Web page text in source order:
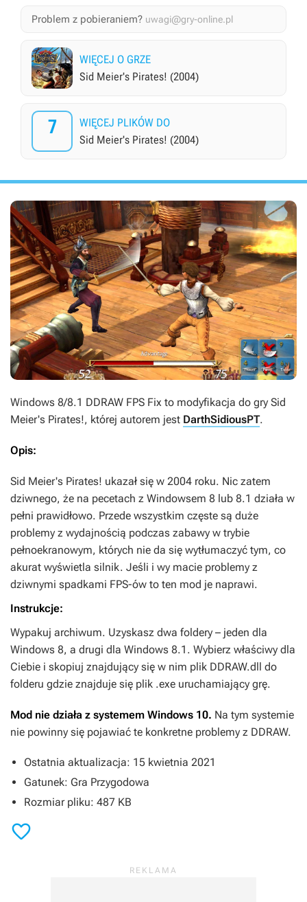
Problem z pobieraniem? uwagi@gry-online.pl
WIĘCEJ O GRZE
Sid Meier's Pirates! (2004)
7
WIĘCEJ PLIKÓW DO
Sid Meier's Pirates! (2004)
Windows 8/8.1 DDRAW FPS Fix to modyfikacja do gry Sid
Meier's Pirates!, której autorem jest DarthSidiousPT.
Opis:
Sid Meier's Pirates! ukazał się w 2004 roku. Nic zatem
dziwnego, że na pecetach z Windowsem 8 lub 8.1 działa w
pełni prawidłowo. Przede wszystkim częste są duże
problemy z wydajnością podczas zabawy w trybie
pełnoekranowym, których nie da się wytłumaczyć tym, co
akurat wyświetla silnik. Jeśli i wy macie problemy z
dziwnymi spadkami FPS-ów to ten mod je naprawi.
Instrukcje:
Wypakuj archiwum. Uzyskasz dwa foldery – jeden dla
Windows 8, a drugi dla Windows 8.1. Wybierz właściwy dla
Ciebie i skopiuj znajdujący się w nim plik DDRAW.dll do
folderu gdzie znajduje się plik .exe uruchamiający grę.
Mod nie działa z systemem Windows 10. Na tym systemie
nie powinny się pojawiać te konkretne problemy z DDRAW.
Ostatnia aktualizacja: 15 kwietnia 2021
Gatunek: Gra Przygodowa
Rozmiar pliku: 487 KB
